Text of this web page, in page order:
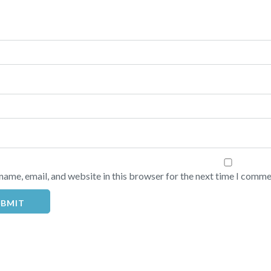
email, and website in this browser for the next time I